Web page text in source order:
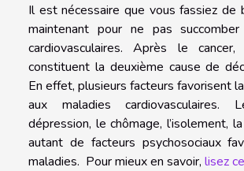
Il est nécessaire que vous fassiez de
maintenant pour ne pas
cardiovasculaires. Après le
constituent la deuxième cause de
En effet, plusieurs facteurs favorisent
aux maladies cardiovasculaires.
dépression, le chômage, l’isolement,
autant de facteurs psychosociaux
maladies. Pour mieux en savoir, lisez